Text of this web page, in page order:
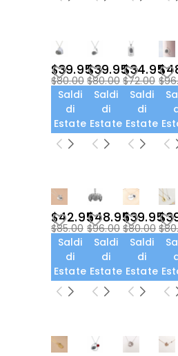
$39.95
$80.00
Saldi
di
Estate
$39.95
$80.00
Saldi
di
Estate
$34.95
$72.00
Saldi
di
Estate
$42.95
$85.00
Saldi
di
Estate
$48.95
$96.00
Saldi
di
Estate
$39.95
$80.00
Saldi
di
Estate